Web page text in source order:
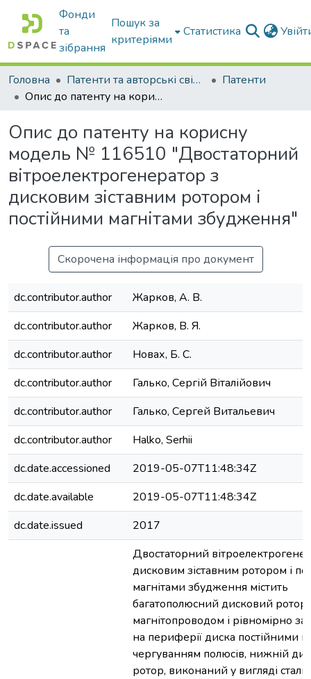
Фонди
та
зібрання
Пошук за
критеріями
Статистика
Головна Патенти та авторські свідоцтва
Патенти
Опис до патенту на корисну модель № 116510 "Двостаторний вітроелектрогенератор з дисковим зіставним ротором і постійними магнітами збудження"
Опис до патенту на корисну
модель № 116510 "Двостаторний
вітроелектрогенератор з
дисковим зіставним ротором і
постійними магнітами збудження"
Скорочена інформація про документ
dc.contributor.author
Жарков, А. В.
dc.contributor.author
Жарков, В. Я.
dc.contributor.author
Новах, Б. С.
dc.contributor.author
Галько, Сергій Віталійович
dc.contributor.author
Галько, Сергей Витальевич
dc.contributor.author
Halko, Serhii
dc.date.accessioned
2019-05-07T11:48:34Z
dc.date.available
2019-05-07T11:48:34Z
dc.date.issued
2017
Двостаторний
дисковим зіставним ротором і
магнітами збудження містить
багатополюсний дисковий ротор
магнітопроводом і рівномірно
на периферії диска постійними
чергуванням полюсів, нижній
ротор, виконаний у вигляді